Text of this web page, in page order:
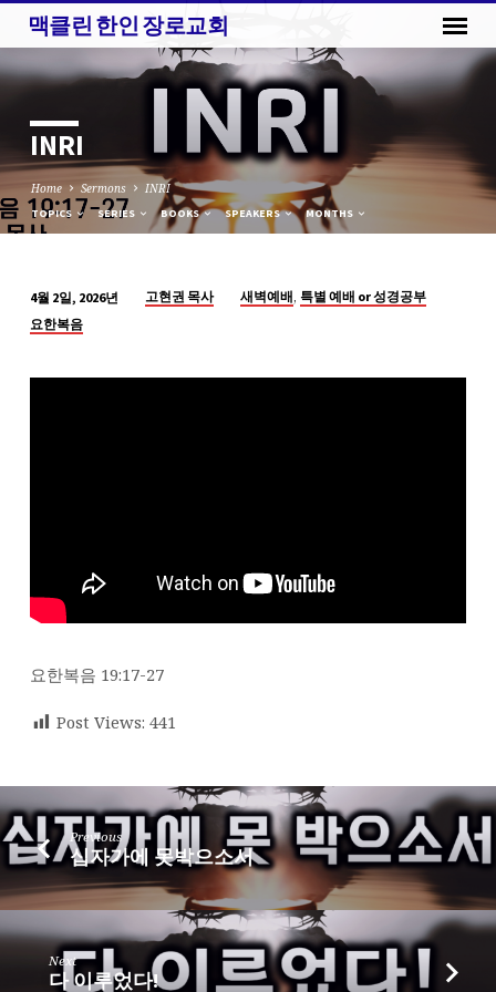
맥클린 한인 장로교회
INRI
Home Sermons INRI
TOPICS SERIES BOOKS SPEAKERS MONTHS
INRI
4월 2일, 2026년 고현권 목사 새벽예배,특별 예배 or 성경공부
요한복음
요한복음 19:17-27
Post Views: 441
Previous
십자가에 못박으소서
Next
다 이루었다!